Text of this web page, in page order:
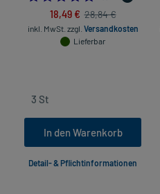
18,49 € 28,84 €
inkl. MwSt. zzgl. Versandkosten
Lieferbar
In den Warenkorb
Detail- & Pflichtinformationen